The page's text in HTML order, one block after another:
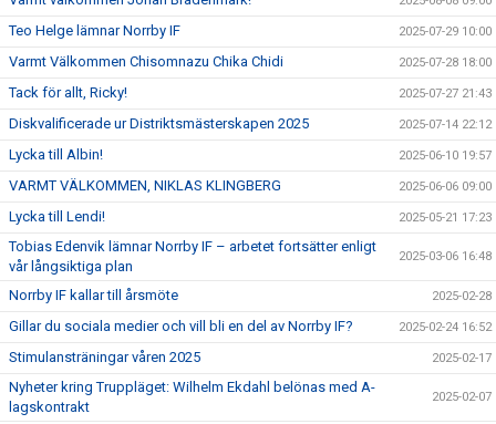
Teo Helge lämnar Norrby IF 2025-07-29 10:00
Varmt Välkommen Chisomnazu Chika Chidi 2025-07-28 18:00
Tack för allt, Ricky! 2025-07-27 21:43
Diskvalificerade ur Distriktsmästerskapen 2025 2025-07-14 22:12
Lycka till Albin! 2025-06-10 19:57
VARMT VÄLKOMMEN, NIKLAS KLINGBERG 2025-06-06 09:00
Lycka till Lendi! 2025-05-21 17:23
Tobias Edenvik lämnar Norrby IF – arbetet fortsätter enligt
vår långsiktiga plan
2025-03-06 16:48
Norrby IF kallar till årsmöte 2025-02-28
Gillar du sociala medier och vill bli en del av Norrby IF? 2025-02-24 16:52
Stimulansträningar våren 2025 2025-02-17
Nyheter kring Truppläget: Wilhelm Ekdahl belönas med A-
lagskontrakt
2025-02-07